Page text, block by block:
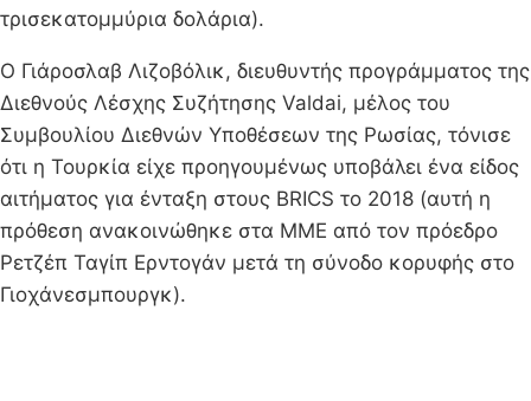
τρισεκατομμύρια δολάρια).
Ο Γιάροσλαβ Λιζοβόλικ, διευθυντής προγράμματος της
Διεθνούς Λέσχης Συζήτησης Valdai, μέλος του
Συμβουλίου Διεθνών Υποθέσεων της Ρωσίας, τόνισε
ότι η Τουρκία είχε προηγουμένως υποβάλει ένα είδος
αιτήματος για ένταξη στους BRICS το 2018 (αυτή η
πρόθεση ανακοινώθηκε στα ΜΜΕ από τον πρόεδρο
Ρετζέπ Ταγίπ Ερντογάν μετά τη σύνοδο κορυφής στο
Γιοχάνεσμπουργκ).